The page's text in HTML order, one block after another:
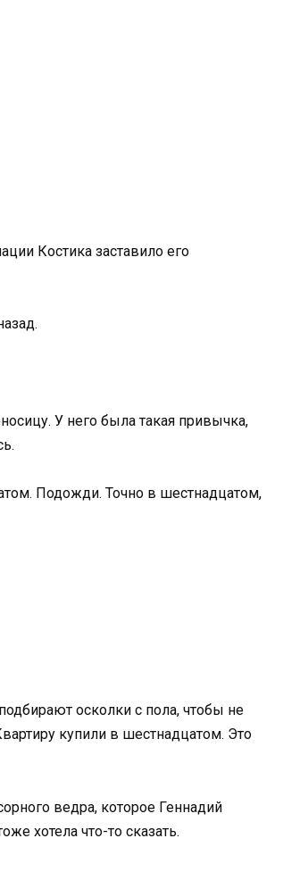
Костика заставило его
У него была такая привычка,
Подожди. Точно в шестнадцатом,
осколки с пола, чтобы не
купили в шестнадцатом. Это
ведра, которое Геннадий
хотела что-то сказать.